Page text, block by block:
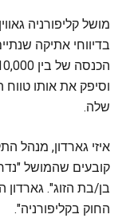
מושל קליפורניה
שלה.
איזי גארדון, מנהל
בן/בת הזוג". גארדון
החוק בקליפורניה".